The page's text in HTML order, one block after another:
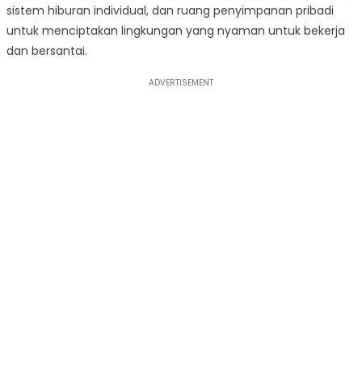
sistem hiburan individual, dan ruang penyimpanan pribadi
untuk menciptakan lingkungan yang nyaman untuk bekerja
dan bersantai.